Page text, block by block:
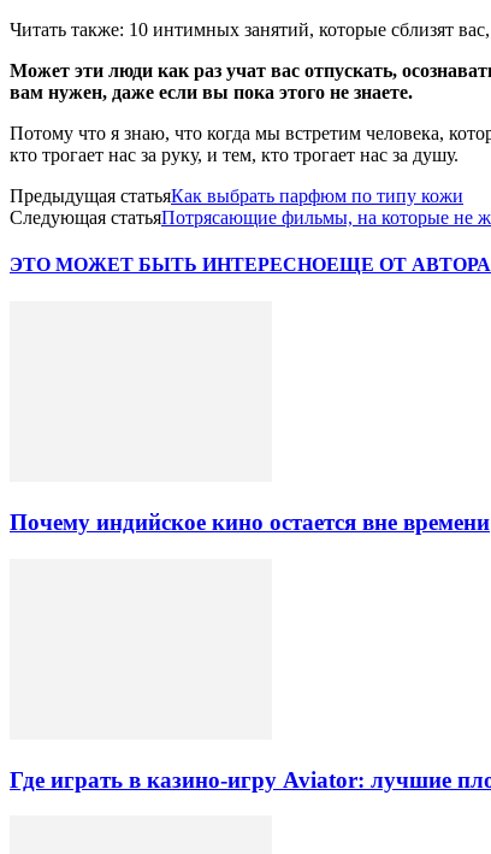
Читать также: 10 интимных занятий, которые сблизят вас,
Может эти люди как раз учат вас отпускать,
вам нужен, даже если вы пока этого не знаете.
Потому что я знаю, что когда мы встретим человека,
кто трогает нас за руку, и тем, кто трогает нас за душу.
Предыдущая статьяКак выбрать парфюм по типу кожи
Следующая статьяПотрясающие фильмы, на которые не
ЭТО МОЖЕТ БЫТЬ ИНТЕРЕСНОЕЩЕ ОТ АВТОРА
Почему индийское кино остается вне времени
Где играть в казино-игру Aviator: лучшие